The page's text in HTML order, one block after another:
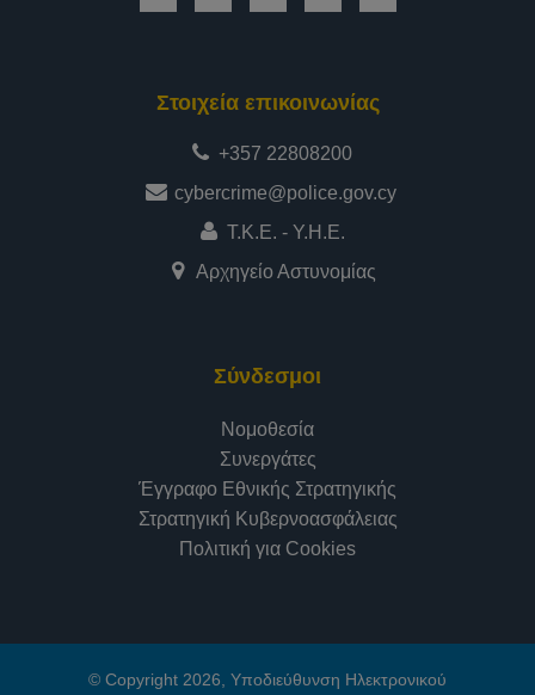
Στοιχεία επικοινωνίας
+357 22808200
cybercrime@police.gov.cy
Τ.Κ.Ε. - Υ.Η.Ε.
Αρχηγείο Αστυνομίας
Σύνδεσμοι
Νομοθεσία
Συνεργάτες
Έγγραφο Εθνικής Στρατηγικής
Στρατηγική Κυβερνοασφάλειας
Πολιτική για Cookies
© Copyright 2026, Υποδιεύθυνση Ηλεκτρονικού